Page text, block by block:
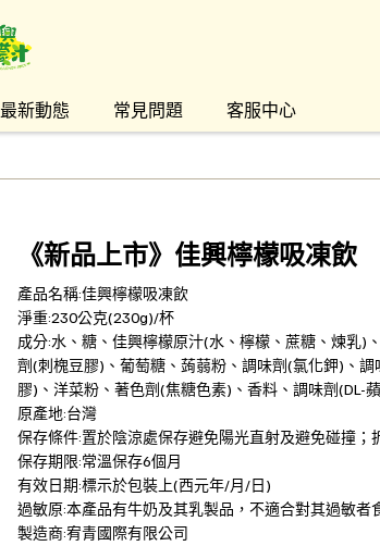
最新動態 常見問題 客服中心
《新品上市》佳興檸檬吸凍飲
產品名稱:佳興檸檬吸凍飲
淨重:230公克(230g)/杯
成分:水、糖、佳興檸檬原汁(水、檸檬、蔗糖、煉乳)
劑(刺槐豆膠)、葡萄糖、蒟蒻粉、調味劑(氯化鉀)、
膠)、洋菜粉、著色劑(焦糖色素)、香料、調味劑(DL-
原產地:台灣
保存條件:置於陰涼處保存避免陽光直射及避免碰撞；
保存期限:常溫保存6個月
有效日期:標示於包裝上(西元年/月/日)
過敏原:本產品有牛奶及其乳製品，不適合對其過敏者
製造商:宥青國際有限公司